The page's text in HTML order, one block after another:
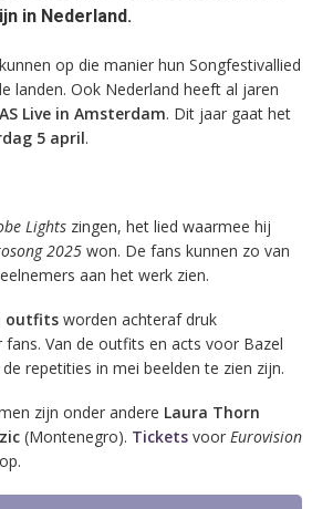
in Nederland.
op die manier hun Songfestivallied
landen. Ook Nederland heeft al jaren
Live in Amsterdam. Dit jaar gaat het
5 april.
Lightszingen, het lied waarmee hij
2025won. De fans kunnen zo van
aan het werk zien.
outfitsworden achteraf druk
Van de outfits en acts voor Bazel
repetities in mei beelden te zien zijn.
zijn onder andere Laura Thorn
(Montenegro). Ticketsvoor Eurovision